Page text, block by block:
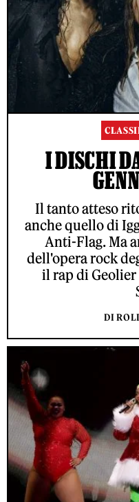
I DISCHI
Il tanto atteso
anche quello di
Anti-Flag. Ma
dell'opera rock
il rap di Geolier
DI